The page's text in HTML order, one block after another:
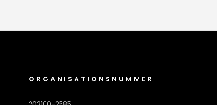
ORGANISATIONSNUMMER